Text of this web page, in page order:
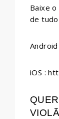
Baixe
de
iOS :